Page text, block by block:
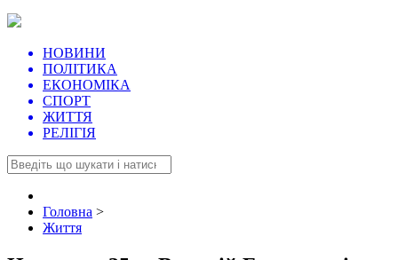
НОВИНИ
ПОЛІТИКА
ЕКОНОМІКА
СПОРТ
ЖИТТЯ
РЕЛІГІЯ
Головна >
Життя